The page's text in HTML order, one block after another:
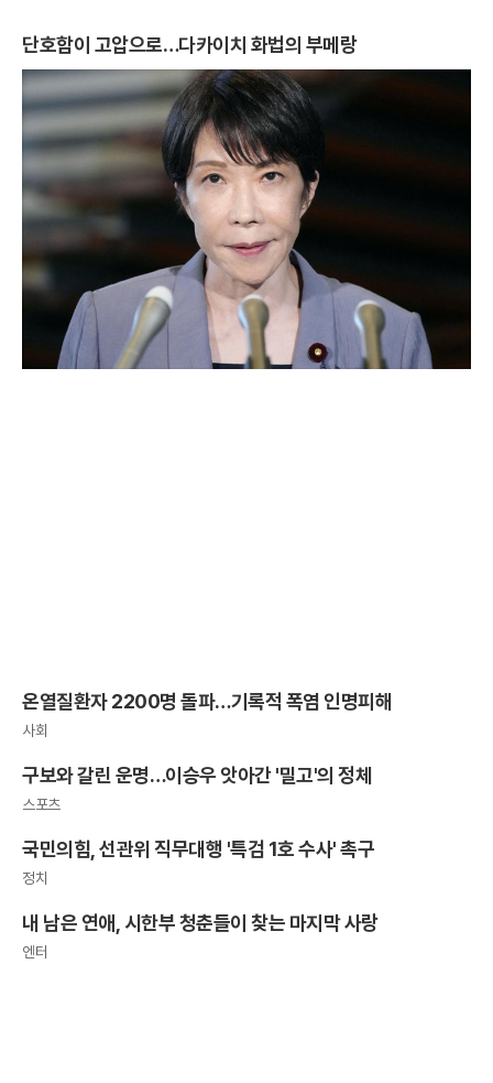
단호함이 고압으로…다카이치 화법의 부메랑
온열질환자 2200명 돌파…기록적 폭염 인명피해
사회
구보와 갈린 운명…이승우 앗아간 '밀고'의 정체
스포츠
국민의힘, 선관위 직무대행 '특검 1호 수사' 촉구
정치
내 남은 연애, 시한부 청춘들이 찾는 마지막 사랑
엔터